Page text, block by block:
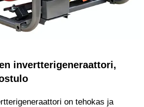
invertterigeneraattori,
on tehokas ja